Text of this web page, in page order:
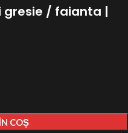
gresie / faianta |
COȘ